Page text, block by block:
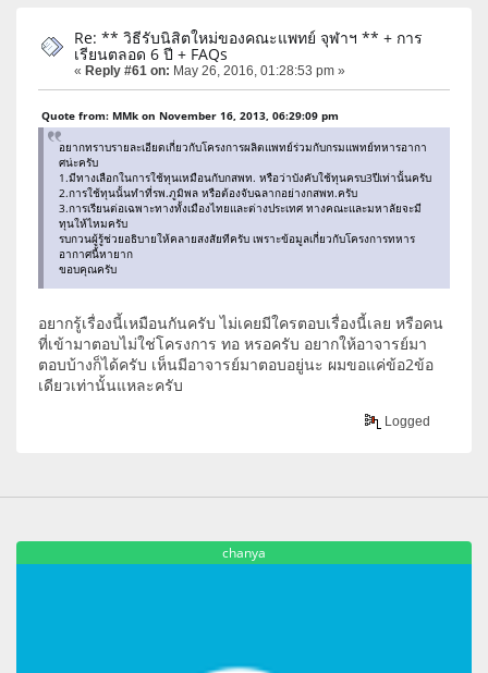
Re: ** วิธีรับนิสิตใหม่ของคณะแพทย์ จุฬาฯ ** + การ
เรียนตลอด 6 ปี + FAQs
« Reply #61 on: May 26, 2016, 01:28:53 pm »
Quote from: MMk on November 16, 2013, 06:29:09 pm
อยากทราบรายละเอียดเกี่ยวกับโครงการผลิตแพทย์ร่วมกับกรมแพทย์ทหารอากา
ศน่ะครับ
1.มีทางเลือกในการใช้ทุนเหมือนกับกสพท. หรือว่าบังคับใช้ทุนครบ3ปีเท่านั้นครับ
2.การใช้ทุนนั้นทําที่รพ.ภูมิพล หรือต้องจับฉลากอย่างกสพท.ครับ
3.การเรียนต่อเฉพาะทางทั้งเมืองไทยและต่างประเทศ ทางคณะและมหาลัยจะมี
ทุนให้ไหมครับ
รบกวนผู้รู้ช่วยอธิบายให้คลายสงสัยทีครับ เพราะข้อมูลเกี่ยวกับโครงการทหาร
อากาศนี้หายาก
ขอบคุณครับ
อยากรู้เรื่องนี้เหมือนกันครับ ไม่เคยมีใครตอบเรื่องนี้เลย หรือคน
ที่เข้ามาตอบไม่ใช่โครงการ ทอ หรอครับ อยากให้อาจารย์มา
ตอบบ้างก็ได้ครับ เห็นมีอาจารย์มาตอบอยู่นะ ผมขอแค่ข้อ2ข้อ
เดียวเท่านั้นแหละครับ
Logged
chanya